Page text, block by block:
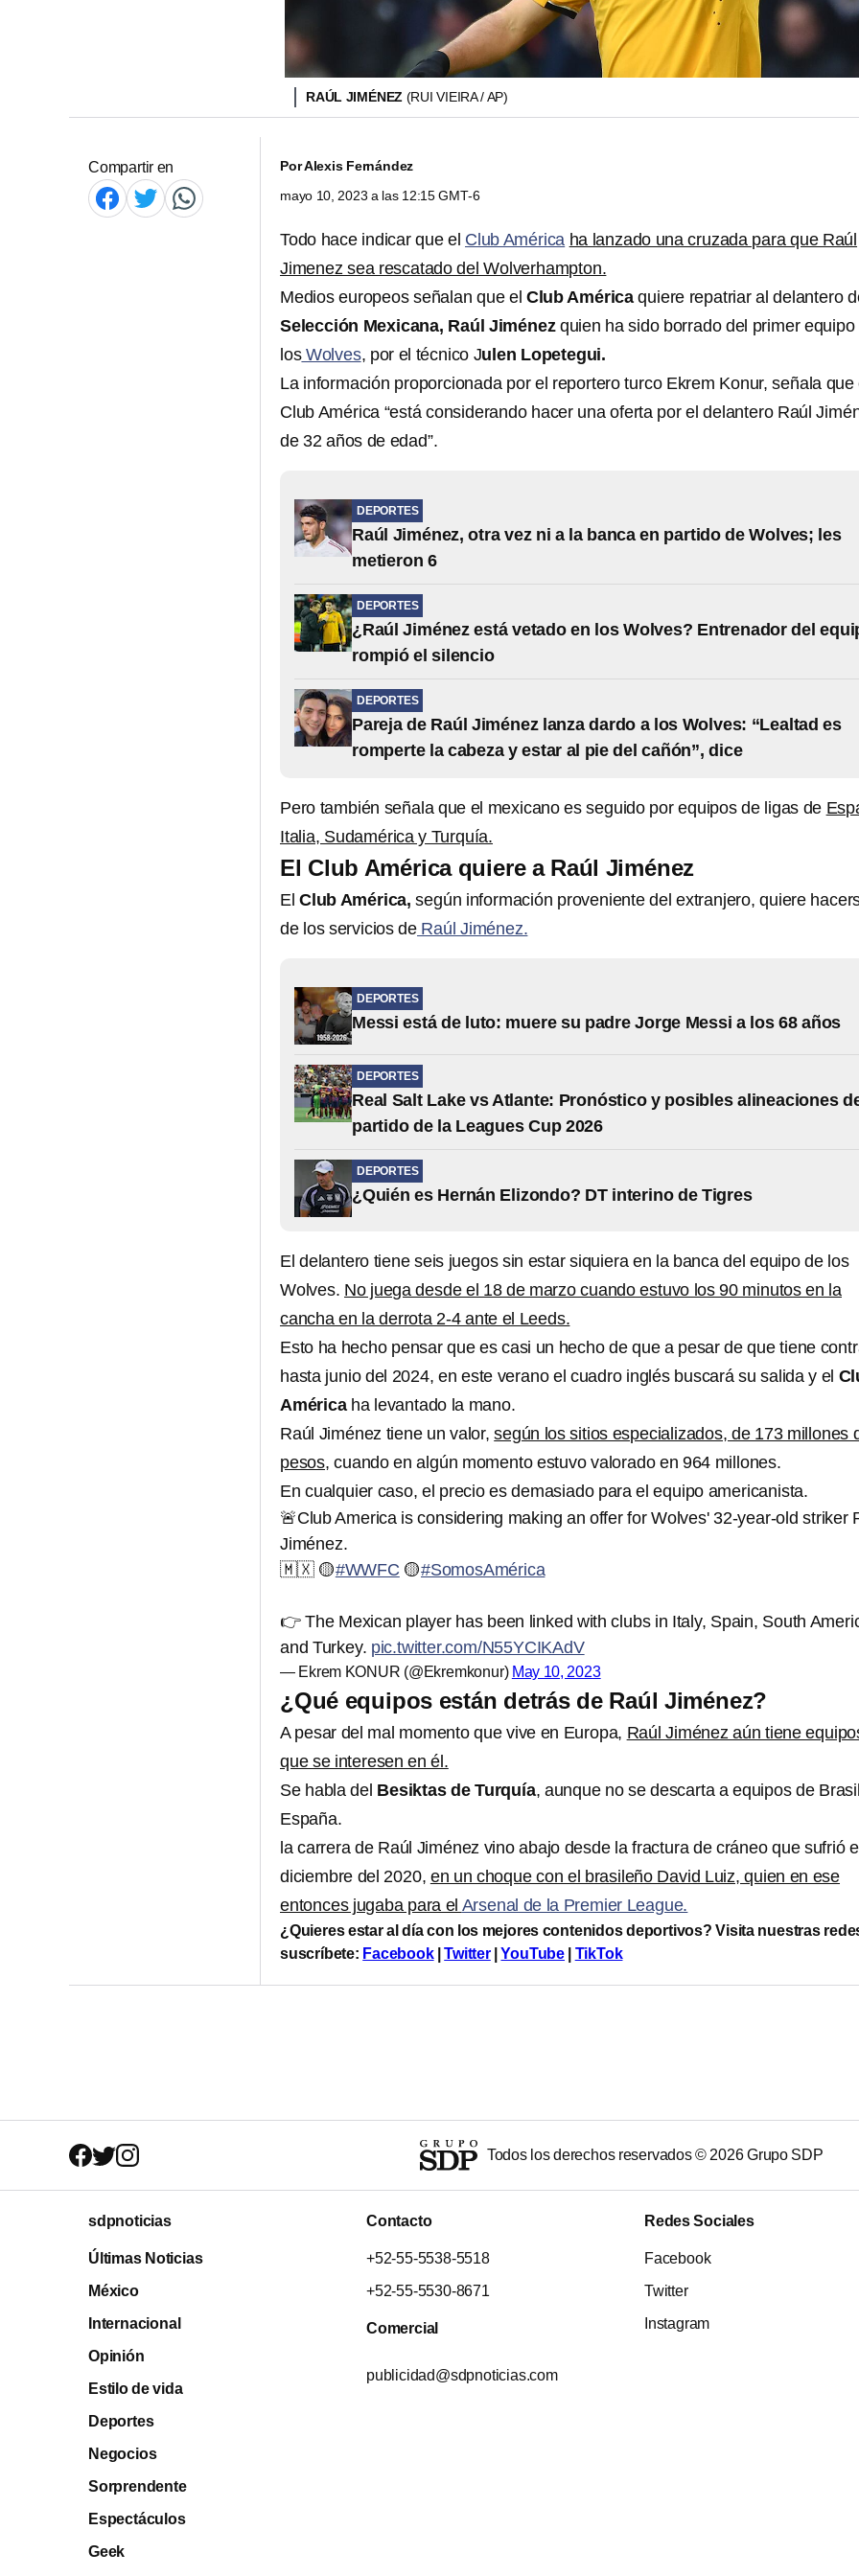
RAÚL JIMÉNEZ (RUI VIEIRA / AP)
Compartir en PorAlexis Fernández
mayo 10, 2023 a las 12:15 GMT-6
Todo hace indicar que el Club América ha lanzado una cruzada para que Raúl
Jimenez sea rescatado del Wolverhampton.
Medios europeos señalan que el Club América quiere repatriar al delantero
Selección Mexicana, Raúl Jiménezquien ha sido borrado del primer equipo
losWolves, por el técnico Julen Lopetegui.
La información proporcionada por el reportero turco Ekrem Konur, señala que
Club América “está considerando hacer una oferta por el delantero Raúl
de 32 años de edad”.
DEPORTES
Raúl Jiménez, otra vez ni a la banca en partido de Wolves; les
metieron 6
DEPORTES
¿Raúl Jiménez está vetado en los Wolves? Entrenador del
rompió el silencio
DEPORTES
Pareja de Raúl Jiménez lanza dardo a los Wolves: “Lealtad es
romperte la cabeza y estar al pie del cañón”, dice
Pero también señala que el mexicano es seguido por equipos de ligas de
Italia, Sudamérica y Turquía.
El Club América quiere a Raúl Jiménez
El Club América, según información proveniente del extranjero, quiere
de los servicios de Raúl Jiménez.
DEPORTES
Messi está de luto: muere su padre Jorge Messi a los 68 años
DEPORTES
Real Salt Lake vs Atlante: Pronóstico y posibles alineaciones
partido de la Leagues Cup 2026
DEPORTES
¿Quién es Hernán Elizondo? DT interino de Tigres
El delantero tiene seis juegos sin estar siquiera en la banca del equipo de los
Wolves. No juega desde el 18 de marzo cuando estuvo los 90 minutos en la
cancha en la derrota 2-4 ante el Leeds.
Esto ha hecho pensar que es casi un hecho de que a pesar de que tiene
hasta junio del 2024, en este verano el cuadro inglés buscará su salida y el
Américaha levantado la mano.
Raúl Jiménez tiene un valor,según los sitios especializados, de 173 millones
pesos, cuando en algún momento estuvo valorado en 964 millones.
En cualquier caso, el precio es demasiado para el equipo americanista.
🚨Club America is considering making an offer for Wolves' 32-year-old striker
Jiménez.
🇲🇽 🟡#WWFC 🟡#SomosAmérica
👉 The Mexican player has been linked with clubs in Italy, Spain, South
and Turkey. pic.twitter.com/N55YCIKAdV
— Ekrem KONUR (@Ekremkonur) May 10, 2023
¿Qué equipos están detrás de Raúl Jiménez?
A pesar del mal momento que vive en Europa, Raúl Jiménez aún tiene
que se interesen en él.
Se habla del Besiktas de Turquía, aunque no se descarta a equipos de
España.
la carrera de Raúl Jiménez vino abajo desde la fractura de cráneo que sufrió
diciembre del 2020, en un choque con el brasileño David Luiz, quien en ese
entonces jugaba para el Arsenal de la Premier League.
¿Quieres estar al día con los mejores contenidos deportivos? Visita nuestras
suscríbete: Facebook|Twitter|YouTube TikTok
Todos los derechos reservados © 2026Grupo SDP
sdpnoticias
Últimas Noticias
México
Internacional
Opinión
Estilo de vida
Deportes
Negocios
Sorprendente
Espectáculos
Geek
Contacto
+52-55-5538-5518
+52-55-5530-8671
Comercial
publicidad@sdpnoticias.com
Redes Sociales
Facebook
Twitter
Instagram